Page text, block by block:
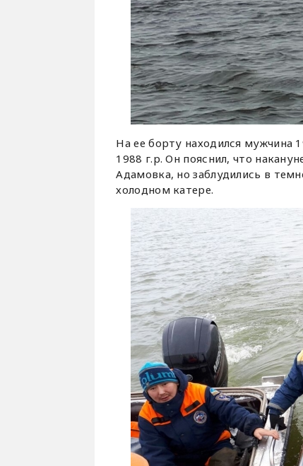
На ее борту находился мужчина
1988 г.р. Он пояснил, что
Адамовка, но заблудились в
холодном катере.